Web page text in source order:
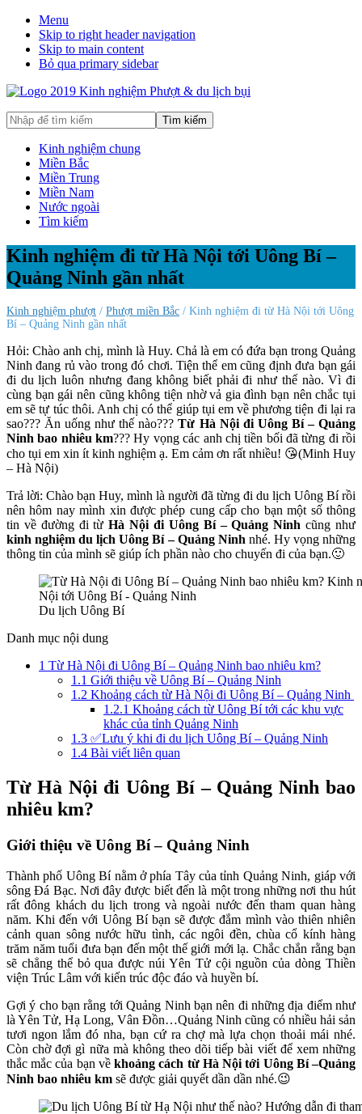
Menu
Skip to right header navigation
Skip to main content
Bỏ qua primary sidebar
Hướng
dẫn
phượt,
và
ngoài
nước
an
toàn,
vui
trải
nghiệm,
tiết
kiệm
Nhập
để
kiếm
Kinh nghiệm chung
Miền Bắc
Miền Trung
Miền Nam
Nước ngoài
Tìm kiếm
Kinh nghiệm đi từ Hà Nội tới Uông Bí –
Quảng Ninh gần nhất
Kinh nghiệm phượt / Phượt miền Bắc / Kinh nghiệm đi từ Hà Nội tới Uông
Bí – Quảng Ninh gần nhất
Hỏi: Chào anh chị, mình là Huy. Chả là em có đứa bạn trong Quảng
Ninh đang rủ vào trong đó chơi. Tiện thể em cũng định đưa bạn gái
đi du lịch luôn nhưng đang không biết phải đi như thế nào. Vì đi
cùng bạn gái nên cũng không tiện nhờ vả gia đình bạn nên chắc tụi
em sẽ tự túc thôi. Anh chị có thể giúp tụi em về phương tiện đi lại ra
sao??? Ăn uống như thế nào???Từ Hà Nội đi Uông Bí – Quảng
Ninh bao nhiêu km??? Hy vọng các anh chị tiền bối đã từng đi rồi
cho tụi em xin ít kinh nghiệm ạ. Em cảm ơn rất nhiều! 😘(Minh Huy
– Hà Nội)
Trả lời: Chào bạn Huy, mình là người đã từng đi du lịch Uông Bí rồi
nên hôm nay mình xin được phép cung cấp cho bạn một số thông
tin về đường đi từHà Nội đi Uông Bí – Quảng Ninhcũng như
kinh nghiệm du lịch Uông Bí – Quảng Ninh nhé. Hy vọng những
thông tin của mình sẽ giúp ích phần nào cho chuyến đi của bạn.🙂
Du lịch Uông Bí
Danh mục nội dung
1 Từ Hà Nội đi Uông Bí – Quảng Ninh bao nhiêu km?
1.1 Giới thiệu về Uông Bí – Quảng Ninh
1.2 Khoảng cách từ Hà Nội đi Uông Bí – Quảng Ninh
1.2.1 Khoảng cách từ Uông Bí tới các khu vực
khác của tỉnh Quảng Ninh
1.3 ✅Lưu ý khi đi du lịch Uông Bí – Quảng Ninh
1.4 Bài viết liên quan
Từ Hà Nội đi Uông Bí – Quảng Ninh bao
nhiêu km?
Giới thiệu về Uông Bí – Quảng Ninh
Thành phố Uông Bí nằm ở phía Tây của tỉnh Quảng Ninh, giáp với
sông Đá Bạc. Nơi đây được biết đến là một trong những nơi thu hút
rất đông khách du lịch trong và ngoài nước đến tham quan hàng
năm. Khi đến với Uông Bí bạn sẽ được đắm mình vào thiên nhiên
cảnh quan sông nước hữu tình, các ngôi đền, chùa cổ kính hàng
trăm năm tuổi đưa bạn đến một thế giới mới lạ. Chắc chắn rằng bạn
sẽ chẳng thể bỏ qua được núi Yên Tử cội nguồn của dòng Thiền
viện Trúc Lâm với kiến trúc độc đáo và huyền bí.
Gợi ý cho bạn rằng tới Quảng Ninh bạn nên đi những địa điểm như
là Yên Tử, Hạ Long, Vân Đồn…Quảng Ninh cũng có nhiều hải sản
tươi ngon lắm đó nha, bạn cứ ra chợ mà lựa chọn thoải mái nhé.
Còn chờ đợi gì nữa mà không theo dõi tiếp bài viết để xem những
thắc mắc của bạn vềkhoảng cách từ Hà Nội tới Uông Bí –Quảng
Ninh bao nhiêu km sẽ được giải quyết dần dần nhé.😉